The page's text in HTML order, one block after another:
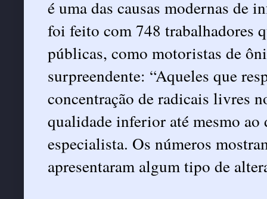
é uma das causas modernas de
foi feito com 748 trabalhadores
públicas, como motoristas de
surpreendente: “Aqueles que
concentração de radicais livres
qualidade inferior até mesmo
especialista. Os números
apresentaram algum tipo de